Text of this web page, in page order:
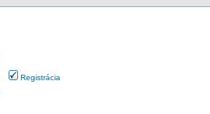
Registrácia